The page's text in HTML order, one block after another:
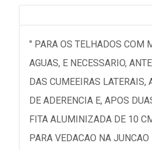
" PARA OS TELHADOS COM
AGUAS, E NECESSARIO,
DAS CUMEEIRAS LATERAIS,
DE ADERENCIA E, APOS
FITA ALUMINIZADA DE 10
PARA VEDACAO NA